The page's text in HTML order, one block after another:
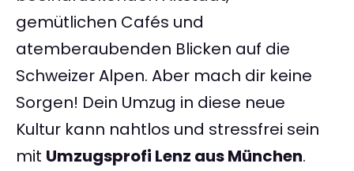
gemütlichen Cafés und
atemberaubenden Blicken auf die
Schweizer Alpen. Aber mach dir keine
Sorgen! Dein Umzug in diese neue
Kultur kann nahtlos und stressfrei sein
mit Umzugsprofi Lenz aus München.